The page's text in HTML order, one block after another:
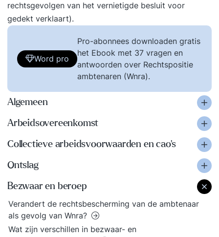
rechtsgevolgen van het vernietigde besluit voor
gedekt verklaart).
Word pro
Pro-abonnees downloaden gratis
het Ebook met 37 vragen en
antwoorden over Rechtspositie
ambtenaren (Wnra).
Algemeen
Arbeidsovereenkomst
Collectieve arbeidsvoorwaarden en cao's
Ontslag
Bezwaar en beroep
Verandert de rechtsbescherming van de ambtenaar
als gevolg van Wnra?
Wat zijn verschillen in bezwaar- en